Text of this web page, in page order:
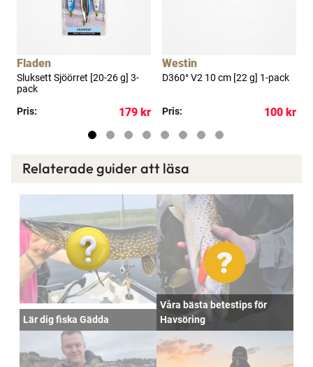
Fladen
Sluksett Sjöörret [20-26 g] 3-
pack
Pris:
179 kr
Westin
D360° V2 10 cm [22 g] 1-pack
Pris: 100 kr
Relaterade guider att läsa
Lär dig fiska Gädda
Våra bästa betestips för
Havsöring